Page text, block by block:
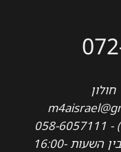
א'-ה' בין השעות 16:00-